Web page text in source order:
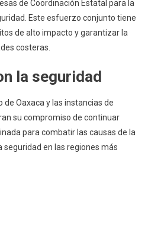
de Coordinación Estatal para la
Este esfuerzo conjunto tiene
de alto impacto y garantizar la
costeras.
la seguridad
de Oaxaca y las instancias de
su compromiso de continuar
para combatir las causas de la
en las regiones más